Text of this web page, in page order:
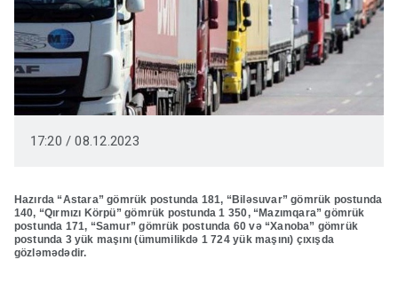
17:20 / 08.12.2023
Hazırda “Astara” gömrük postunda 181, “Biləsuvar” gömrük postunda
140, “Qırmızı Körpü” gömrük postunda 1 350, “Mazımqara” gömrük
postunda 171, “Samur” gömrük postunda 60 və “Xanoba” gömrük
postunda 3 yük maşını (ümumilikdə 1 724 yük maşını) çıxışda
gözləmədədir.